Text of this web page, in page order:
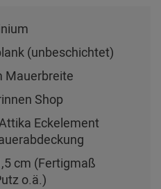
(unbeschichtet)
Mauerbreite
Shop
Eckelement
cm (Fertigmaß
o.ä.)